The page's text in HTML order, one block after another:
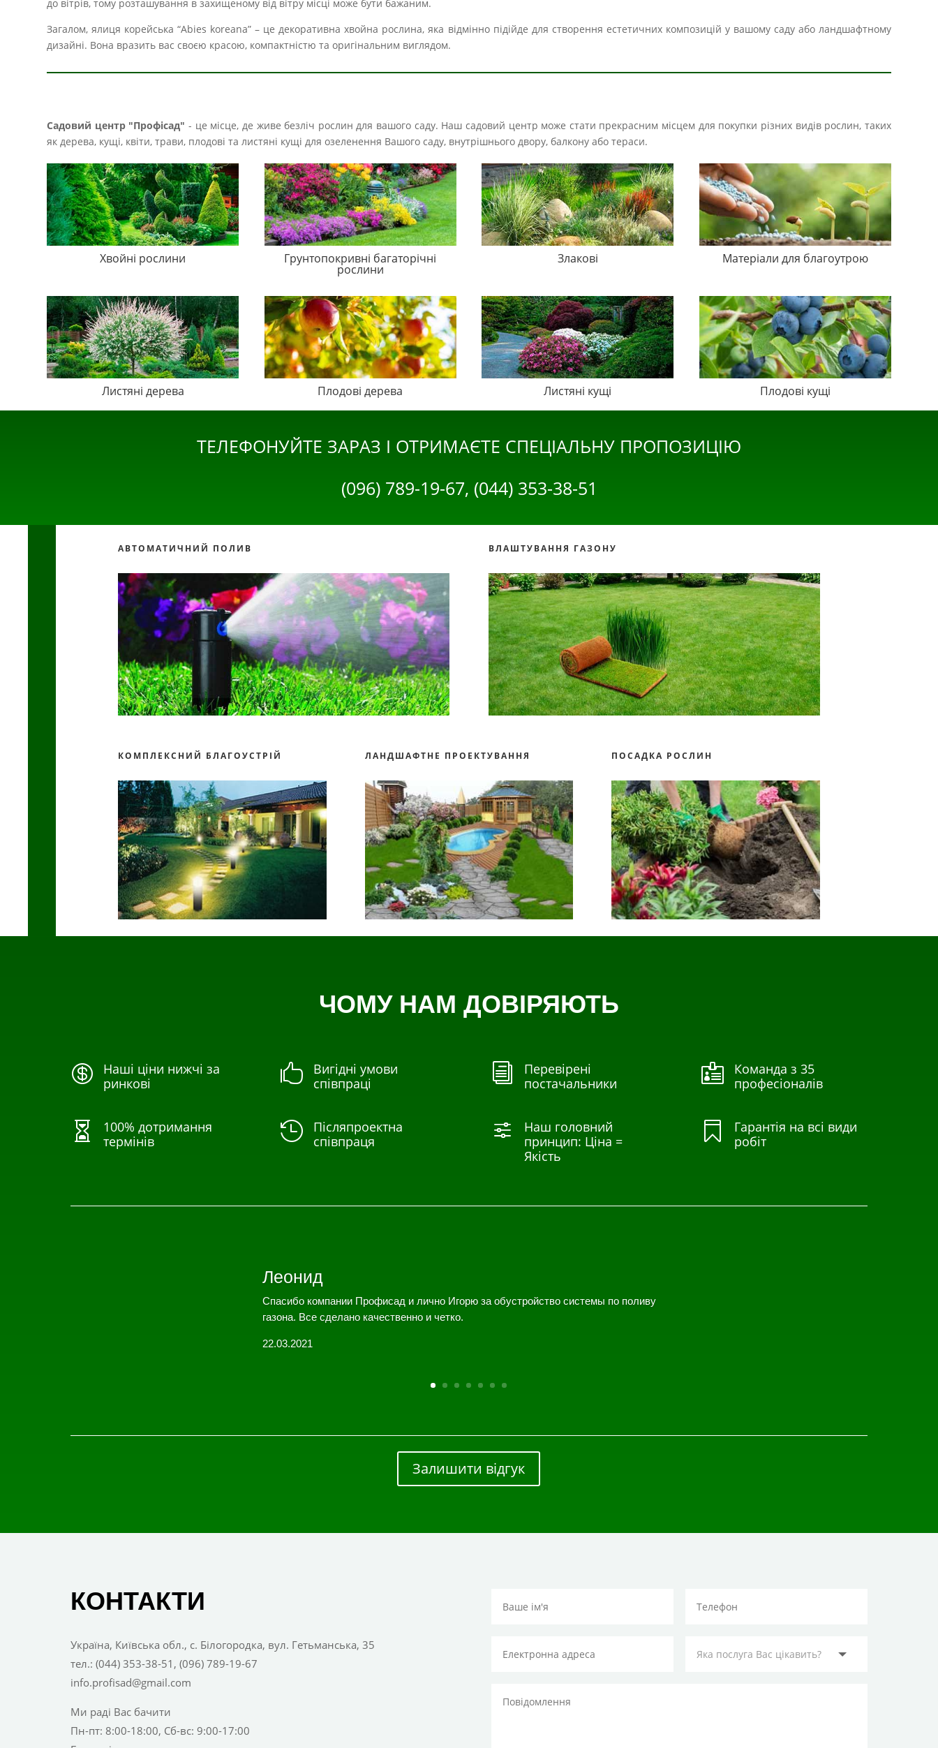
до вітрів, тому розташування в захищеному від вітру місці може бути бажаним.
Загалом, ялиця корейська “Abies koreana” – це декоративна хвойна рослина, яка відмінно підійде для створення естетичних композицій у вашому саду або ландшафтному
дизайні. Вона вразить вас своєю красою, компактністю та оригінальним виглядом.
Садовий центр "Профісад" - це місце, де живе безліч рослин для вашого саду. Наш садовий центр може стати прекрасним місцем для покупки різних видів рослин, таких
як дерева, кущі, квіти, трави, плодові та листяні кущі для озеленення Вашого саду, внутрішнього двору, балкону або тераси.
Хвойні рослини Грунтопокривні багаторічні
рослини
Злакові Матеріали для благоутрою
Листяні дерева Плодові дерева Листяні кущі Плодові кущі
ТЕЛЕФОНУЙТЕ ЗАРАЗ І ОТРИМАЄТЕ СПЕЦІАЛЬНУ ПРОПОЗИЦІЮ
(096) 789-19-67, (044) 353-38-51
АВТОМАТИЧНИЙ ПОЛИВ ВЛАШТУВАННЯ ГАЗОНУ
КОМПЛЕКСНИЙ БЛАГОУСТРІЙ ЛАНДШАФТНЕ ПРОЕКТУВАННЯ ПОСАДКА РОСЛИН
ЧОМУ НАМ ДОВІРЯЮТЬ

Наші ціни нижчі за
ринкові

100% дотримання
термінів

Вигідні умови
співпраці

Післяпроектна
співпраця
i
Перевірені
постачальники
f
Наш головний
принцип: Ціна =
Якість

Команда з 35
професіоналів

Гарантія на всі види
робіт
Леонид
Спасибо компании Профисад и лично Игорю за обустройство системы по поливу
газона. Все сделано качественно и четко.
22.03.2021
Залишити відгук
КОНТАКТИ
Україна, Київська обл., с. Білогородка, вул. Гетьманська, 35
тел.: (044) 353-38-51, (096) 789-19-67
info.profisad@gmail.com
Ми раді Вас бачити
Пн-пт: 8:00-18:00, Сб-вс: 9:00-17:00